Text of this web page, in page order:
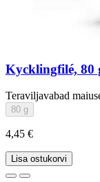
Kycklingfilé, 80
Teraviljavabad
80 g
4,45 €
Lisa ostukorvi